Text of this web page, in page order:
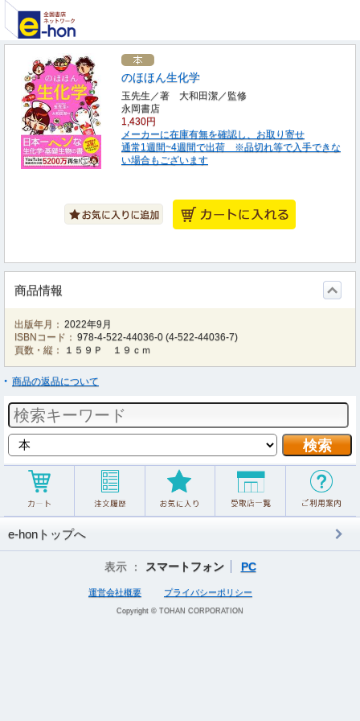
のほほん生化学
玉先生／著 大和田潔／監修
永岡書店
1,430円
メーカーに在庫有無を確認し、お取り寄せ
通常1週間~4週間で出荷 ※品切れ等で入手できな
い場合もございます
商品情報
出版年月： 2022年9月
ISBNコード： 978-4-522-44036-0 (4-522-44036-7)
頁数・縦：
１５９Ｐ １９ｃｍ
商品の返品について
e-honトップへ
表示 ： スマートフォン PC
運営会社概要 プライバシーポリシー
Copyright © TOHAN CORPORATION